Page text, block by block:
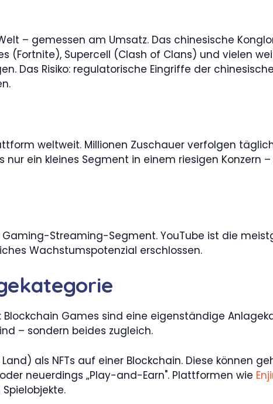
– gemessen am Umsatz. Das chinesische
(Fortnite), Supercell (Clash of Clans) und vielen
Das Risiko: regulatorische Eingriffe der
weltweit. Millionen Zuschauer verfolgen
ein kleines Segment in einem riesigen Konzern
Streaming-Segment. YouTube ist die
Wachstumspotenzial erschlossen.
Games sind eine eigenständige
– sondern beides zugleich.
als NFTs auf einer Blockchain. Diese können
neuerdings „Play-and-Earn". Plattformen wie